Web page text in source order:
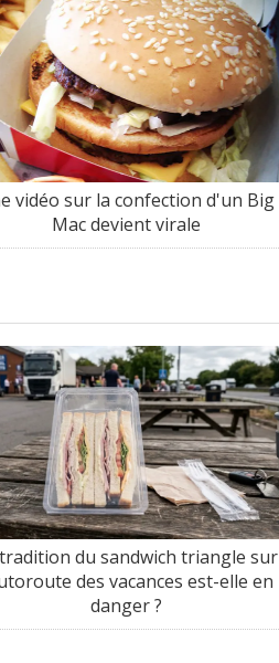
vidéo sur la confection d'un Big
Mac devient virale
du sandwich triangle sur
des vacances est-elle en
danger ?